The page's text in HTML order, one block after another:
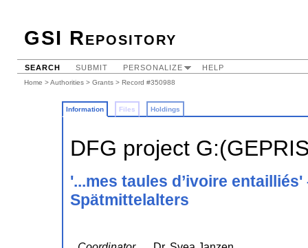
GSI Repository
SEARCH SUBMIT PERSONALIZE HELP
Home >Authorities > Grants > Record #350988
Information Files Holdings
DFG project
'...mes taules d’ivoire
Spätmittelalters